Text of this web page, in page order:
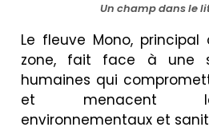
Un champ dans le
Le fleuve Mono,
zone, fait face à une
humaines qui
et menacent
environnementaux et